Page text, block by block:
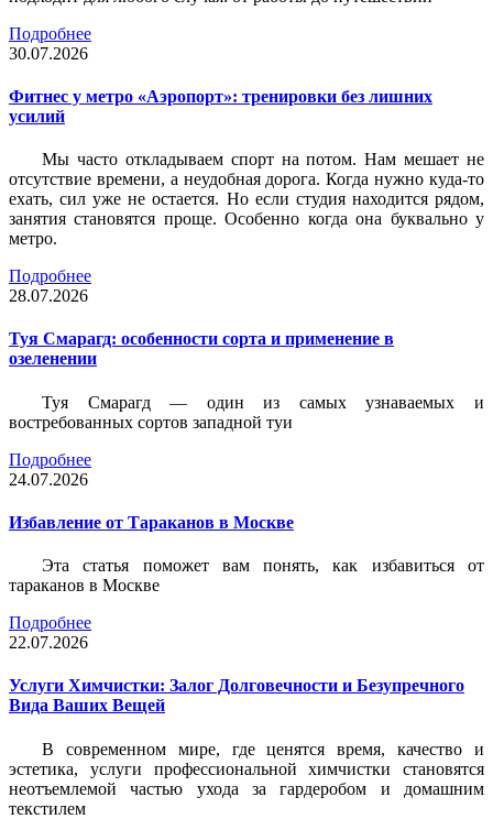
Подробнее
30.07.2026
Фитнес у метро «Аэропорт»: тренировки без лишних
усилий
Мы часто откладываем спорт на потом. Нам мешает не
отсутствие времени, а неудобная дорога. Когда нужно куда-то
ехать, сил уже не остается. Но если студия находится рядом,
занятия становятся проще. Особенно когда она буквально у
метро.
Подробнее
28.07.2026
Туя Смарагд: особенности сорта и применение в
озеленении
Туя Смарагд — один из самых узнаваемых и
востребованных сортов западной туи
Подробнее
24.07.2026
Избавление от Тараканов в Москве
Эта статья поможет вам понять, как избавиться от
тараканов в Москве
Подробнее
22.07.2026
Услуги Химчистки: Залог Долговечности и Безупречного
Вида Ваших Вещей
В современном мире, где ценятся время, качество и
эстетика, услуги профессиональной химчистки становятся
неотъемлемой частью ухода за гардеробом и домашним
текстилем